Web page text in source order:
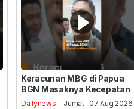
Keracunan MBG di Papua
BGN Masaknya Kecepatan
Dailynews - Jumat , 07 Aug 2026,